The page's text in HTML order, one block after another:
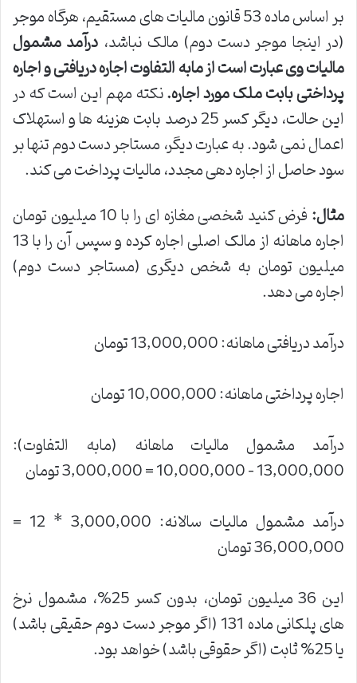
بر اساس ماده 53 قانون مالیات های مستقیم، هرگاه موجر
(در اینجا موجر دست دوم) مالک نباشد، درآمد مشمول
مالیات وی عبارت است از مابه التفاوت اجاره دریافتی و اجاره
پرداختی بابت ملک مورد اجاره.نکته مهم این است که در
این حالت، دیگر کسر 25 درصد بابت هزینه ها و استهلاک
اعمال نمی شود. به عبارت دیگر، مستاجر دست دوم تنها بر
سود حاصل از اجاره دهی مجدد، مالیات پرداخت می کند.
مثال:
فرض کنید شخصی مغازه ای را با 10 میلیون تومان
اجاره ماهانه از مالک اصلی اجاره کرده و سپس آن را با 13
میلیون تومان به شخص دیگری (مستاجر دست دوم)
اجاره می دهد.
درآمد دریافتی ماهانه: 13,000,000 تومان
اجاره پرداختی ماهانه: 10,000,000 تومان
درآمد مشمول مالیات ماهانه (مابه التفاوت):
13,000,000 – 10,000,000 = 3,000,000 تومان
درآمد مشمول مالیات سالانه: 3,000,000 * 12 =
36,000,000 تومان
این 36 میلیون تومان، بدون کسر 25%، مشمول نرخ
های پلکانی ماده 131 (اگر موجر دست دوم حقیقی باشد)
یا 25% ثابت (اگر حقوقی باشد) خواهد بود.